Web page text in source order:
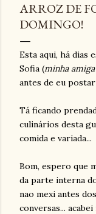
ARROZ DE
DOMINGO!
Esta aqui, há dias
Sofia (minha
antes de eu postar
Tá ficando
culinários desta
comida e variada...
Bom, espero que
da parte interna
nao mexi antes
conversas...